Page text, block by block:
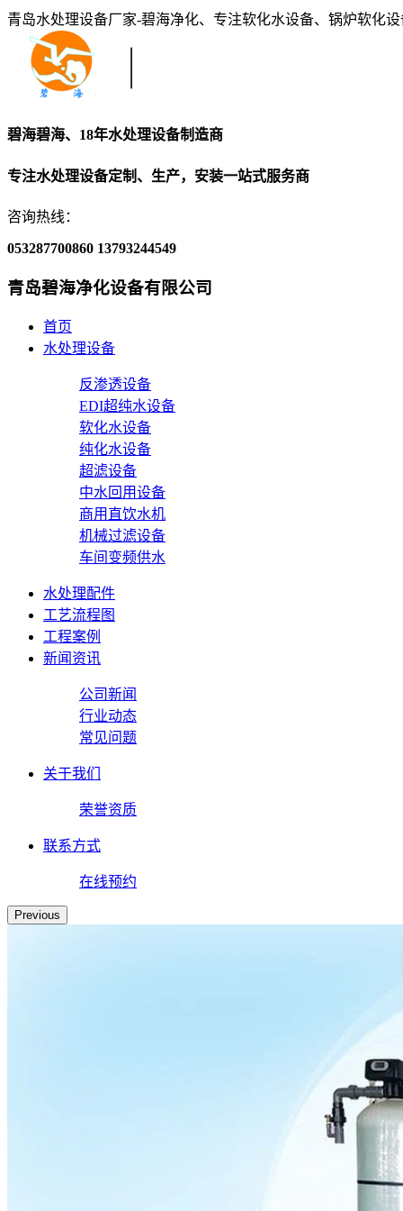
青岛水处理设备厂家-碧海净化、专注软化水设备、锅炉软化
碧海碧海、18年水处理设备制造商
专注水处理设备定制、生产，安装一站式服务商
咨询热线：
053287700860 13793244549
青岛碧海净化设备有限公司
首页
水处理设备
反渗透设备
EDI超纯水设备
软化水设备
纯化水设备
超滤设备
中水回用设备
商用直饮水机
机械过滤设备
车间变频供水
水处理配件
工艺流程图
工程案例
新闻资讯
公司新闻
行业动态
常见问题
关于我们
荣誉资质
联系方式
在线预约
Previous